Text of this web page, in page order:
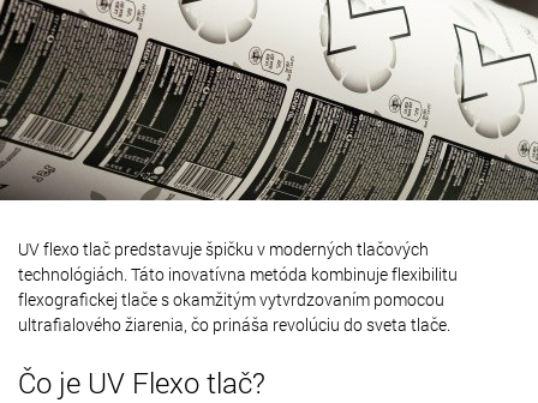
UV flexo tlač predstavuje špičku v moderných tlačových
technológiách. Táto inovatívna metóda kombinuje flexibilitu
flexografickej tlače s okamžitým vytvrdzovaním pomocou
ultrafialového žiarenia, čo prináša revolúciu do sveta tlače.
Čo je UV Flexo tlač?